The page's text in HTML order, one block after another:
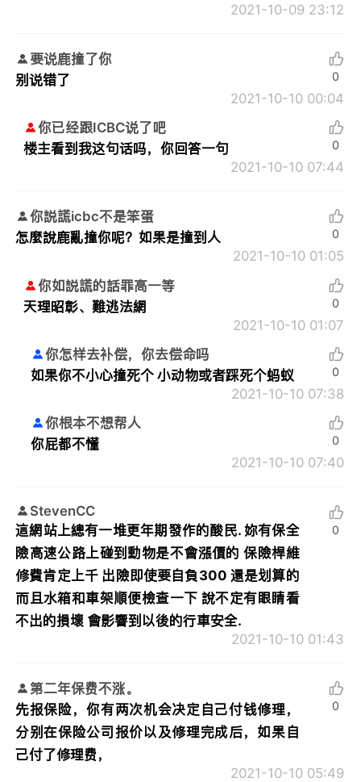
2021-10-09 23:12
要说鹿撞了你
别说错了
2021-10-10 00:04
0
你已经跟ICBC说了吧
楼主看到我这句话吗，你回答一句
2021-10-10 07:44
0
你説謊icbc不是笨蛋
怎麼說鹿亂撞你呢？如果是撞到人
2021-10-10 01:05
0
你如説謊的話罪高一等
天理昭彰、難逃法網
2021-10-10 01:07
0
你怎样去补偿，你去偿命吗
如果你不小心撞死个 小动物或者踩死个蚂蚁
2021-10-10 07:38
0
你根本不想帮人
你屁都不懂
2021-10-10 07:40
0
StevenCC
這網站上總有一堆更年期發作的酸民. 妳有保全
險高速公路上碰到動物是不會漲價的 保險桿維
修費肯定上千 出險即使要自負300 還是划算的
而且水箱和車架順便檢查一下 說不定有眼睛看
不出的損壞 會影響到以後的行車安全.
2021-10-10 01:43
0
第二年保费不涨。
先报保险，你有两次机会决定自己付钱修理，
分别在保险公司报价以及修理完成后，如果自
己付了修理费，
2021-10-10 05:49
0